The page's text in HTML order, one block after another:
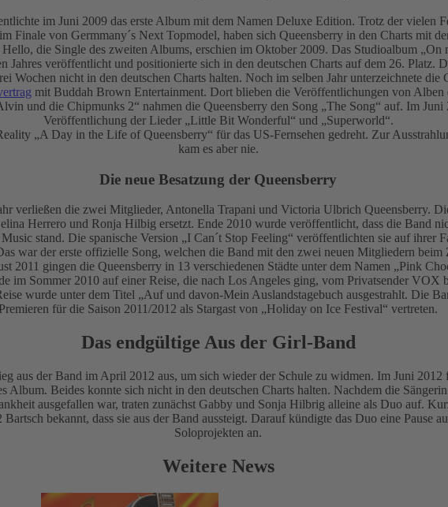
im Juni 2009 das erste Album mit dem Namen Deluxe Edition. Trotz der vielen
Finale von Germmany´s Next Topmodel, haben sich Queensberry in den Charts mit
Hello, die Single des zweiten Albums, erschien im Oktober 2009. Das Studioalbum „On
Jahres veröffentlicht und positionierte sich in den deutschen Charts auf dem 26. Platz.
Wochen nicht in den deutschen Charts halten. Noch im selben Jahr unterzeichnete die
mit Buddah Brown Entertainment. Dort blieben die Veröffentlichungen von Alben
und die Chipmunks 2“ nahmen die Queensberry den Song „The Song“ auf. Im Juni
Veröffentlichung der Lieder „Little Bit Wonderful“ und „Superworld“.
„A Day in the Life of Queensberry“ für das US-Fernsehen gedreht. Zur
kam es aber nie.
Die neue Besatzung der Queensberry
verließen die zwei Mitglieder, Antonella Trapani und Victoria Ulbrich Queensberry.
Herrero und Ronja Hilbig ersetzt. Ende 2010 wurde veröffentlicht, dass die Band
stand. Die spanische Version „I Can´t Stop Feeling“ veröffentlichten sie auf ihrer
war der erste offizielle Song, welchen die Band mit den zwei neuen Mitgliedern beim
2011 gingen die Queensberry in 13 verschiedenen Städte unter dem Namen „Pink
im Sommer 2010 auf einer Reise, die nach Los Angeles ging, vom Privatsender VOX
wurde unter dem Titel „Auf und davon-Mein Auslandstagebuch ausgestrahlt. Die
Premieren für die Saison 2011/2012 als Stargast von „Holiday on Ice Festival“ vertreten.
Das endgültige Aus der Girl-Band
aus der Band im April 2012 aus, um sich wieder der Schule zu widmen. Im Juni 2012
Album. Beides konnte sich nicht in den deutschen Charts halten. Nachdem die
ausgefallen war, traten zunächst Gabby und Sonja Hilbrig alleine als Duo auf.
bekannt, dass sie aus der Band aussteigt. Darauf kündigte das Duo eine Pause
Soloprojekten an.
Weitere News